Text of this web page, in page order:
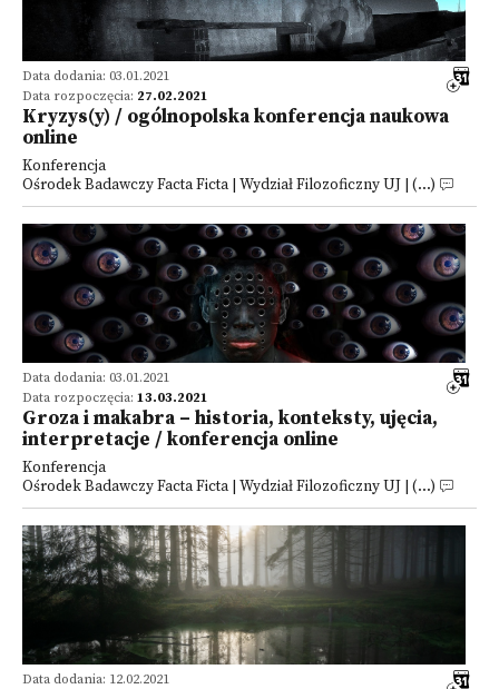
Data dodania: 03.01.2021
Data rozpoczęcia: 27.02.2021
Kryzys(y) / ogólnopolska konferencja naukowa
online
Konferencja
Ośrodek Badawczy Facta Ficta | Wydział Filozoficzny UJ | (...)
Data dodania: 03.01.2021
Data rozpoczęcia: 13.03.2021
Groza i makabra – historia, konteksty, ujęcia,
interpretacje / konferencja online
Konferencja
Ośrodek Badawczy Facta Ficta | Wydział Filozoficzny UJ | (...)
Data dodania: 12.02.2021